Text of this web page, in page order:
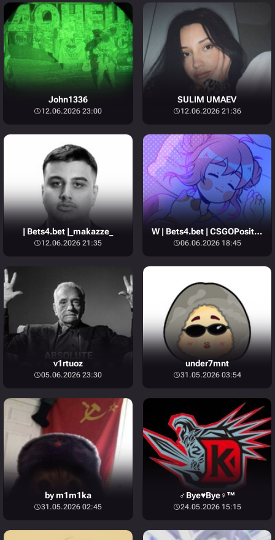
John1336
12.06.2026 23:00
SULIM UMAEV
12.06.2026 21:36
| Bets4.bet |_makazze_
12.06.2026 21:35
W | Bets4.bet | CSGOPositive
06.06.2026 18:45
v1rtuoz
05.06.2026 23:30
under7mnt
31.05.2026 03:54
by m1m1ka
31.05.2026 02:45
♂Bye♥Bye♀™
24.05.2026 15:15